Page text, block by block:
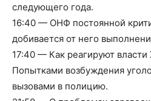
следующего года.
16:40 — ОНФ постоянной
добивается от него
17:40 — Как реагируют власти
Попытками возбуждения
вызовами в полицию.